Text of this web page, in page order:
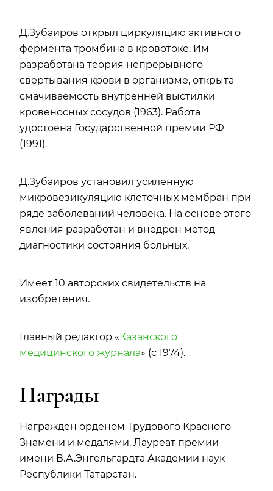
Д.Зубаиров открыл циркуляцию активного
фермента тромбина в кровотоке. Им
разработана теория непрерывного
свертывания крови в организме, открыта
смачиваемость внутренней выстилки
кровеносных сосудов (1963). Работа
удостоена Государственной премии РФ
(1991).
Д.Зубаиров установил усиленную
микровезикуляцию клеточных мембран при
ряде заболеваний человека. На основе этого
явления разработан и внедрен метод
диагностики состояния больных.
Имеет 10 авторских свидетельств на
изобретения.
Главный редактор «Казанского
медицинского журнала» (с 1974).
Награды
Награжден орденом Трудового Красного
Знамени и медалями. Лауреат премии
имени В.А.Энгельгардта Академии наук
Республики Татарстан.